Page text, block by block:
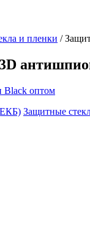
и пленки /
Защитные